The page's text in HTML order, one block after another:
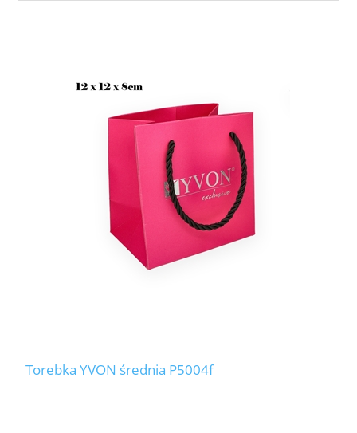
Torebka YVON średnia P5004f